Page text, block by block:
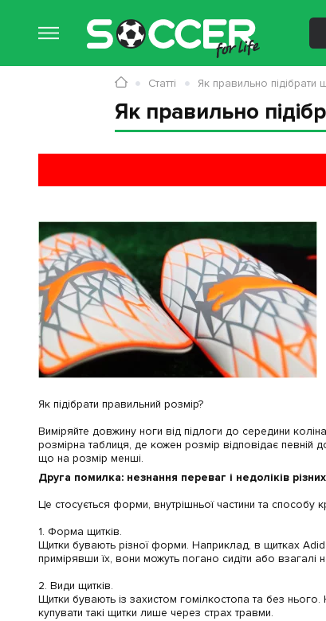
Як правильно
Як підібрати правильний розмір?
Виміряйте довжину ноги від підлоги до середини
розмірна таблиця, де кожен розмір відповідає
що на розмір менші.
Друга помилка: незнання переваг і недоліків
Це стосується форми, внутрішньої частини та способу
1. Форма щитків.
Щитки бувають різної форми. Наприклад, в щитках
примірявши їх, вони можуть погано сидіти або
2. Види щитків.
Щитки бувають із захистом гомілкостопа та без
купувати такі щитки лише через страх травми.
Статті Як правильно підібрати